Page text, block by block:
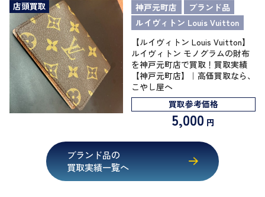
店頭買取 神戸元町店
ブランド品
ルイヴィトン Louis Vuitton
【ルイヴィトン Louis Vuitton】
ルイヴィトン モノグラムの財布
を神戸元町店で買取！買取実績
【神戸元町店】｜高価買取なら、
こやし屋へ
買取参考価格
5,000 円
ブランド品の
買取実績一覧へ